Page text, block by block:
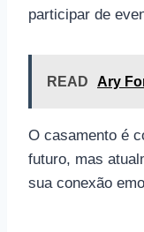
participar de
READ Ary
O casamento é
futuro, mas
sua conexão